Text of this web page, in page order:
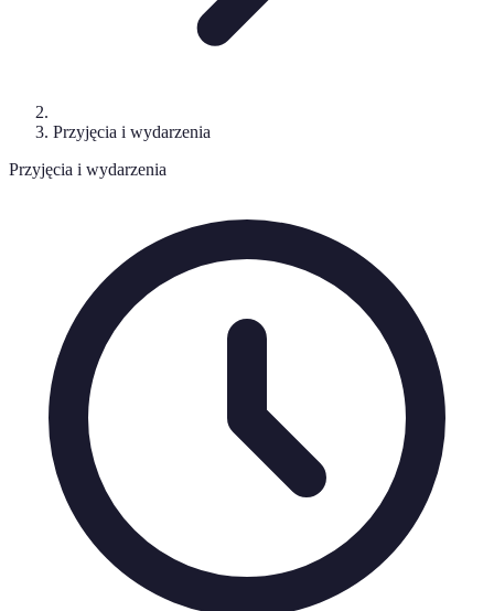
Przyjęcia i wydarzenia
Przyjęcia i wydarzenia